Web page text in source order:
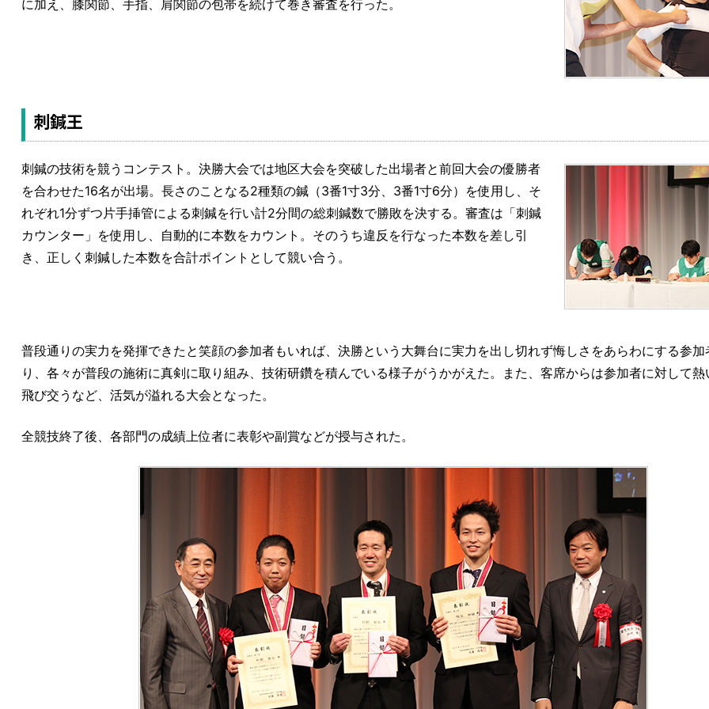
に加え、膝関節、手指、肩関節の包帯を続けて巻き審査を行った。
刺鍼王
刺鍼の技術を競うコンテスト。決勝大会では地区大会を突破した出場者と前回大会の優勝者
を合わせた16名が出場。長さのことなる2種類の鍼（3番1寸3分、3番1寸6分）を使用し、そ
れぞれ1分ずつ片手挿管による刺鍼を行い計2分間の総刺鍼数で勝敗を決する。審査は「刺鍼
カウンター」を使用し、自動的に本数をカウント。そのうち違反を行なった本数を差し引
き、正しく刺鍼した本数を合計ポイントとして競い合う。
普段通りの実力を発揮できたと笑顔の参加者もいれば、決勝という大舞台に実力を出し切れず悔しさをあらわにする参加
り、各々が普段の施術に真剣に取り組み、技術研鑽を積んでいる様子がうかがえた。また、客席からは参加者に対して熱
飛び交うなど、活気が溢れる大会となった。
全競技終了後、各部門の成績上位者に表彰や副賞などが授与された。